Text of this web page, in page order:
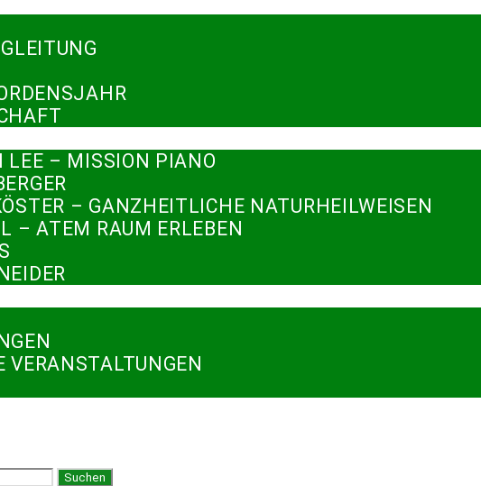
– MISSION PIANO
– GANZHEITLICHE NATURHEILWEISEN
– ATEM RAUM ERLEBEN